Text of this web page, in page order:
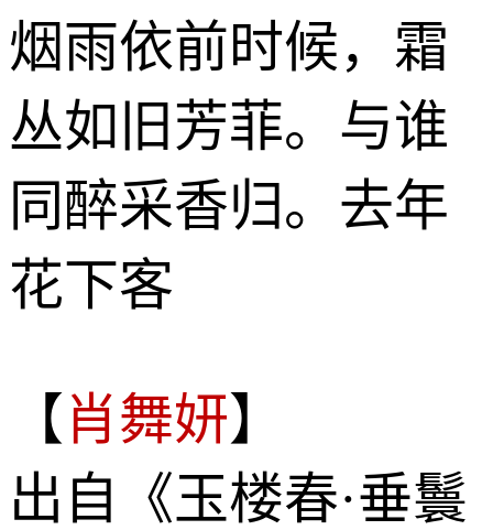
烟雨依前时候，霜
丛如旧芳菲。与谁
同醉采香归。去年
花下客
【 肖舞妍】
出自《玉楼春·垂鬟